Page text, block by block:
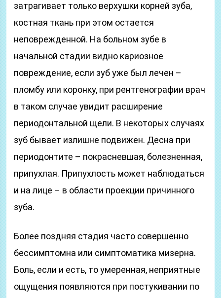
затрагивает только верхушки корней зуба,
костная ткань при этом остается
неповрежденной. На больном зубе в
начальной стадии видно кариозное
повреждение, если зуб уже был лечен –
пломбу или коронку, при рентгенографии врач
в таком случае увидит расширение
периодонтальной щели. В некоторых случаях
зуб бывает излишне подвижен. Десна при
периодонтите – покрасневшая, болезненная,
припухлая. Припухлость может наблюдаться
и на лице – в области проекции причинного
зуба.
Более поздняя стадия часто совершенно
бессимптомна или симптоматика мизерна.
Боль, если и есть, то умеренная, неприятные
ощущения появляются при постукивании по